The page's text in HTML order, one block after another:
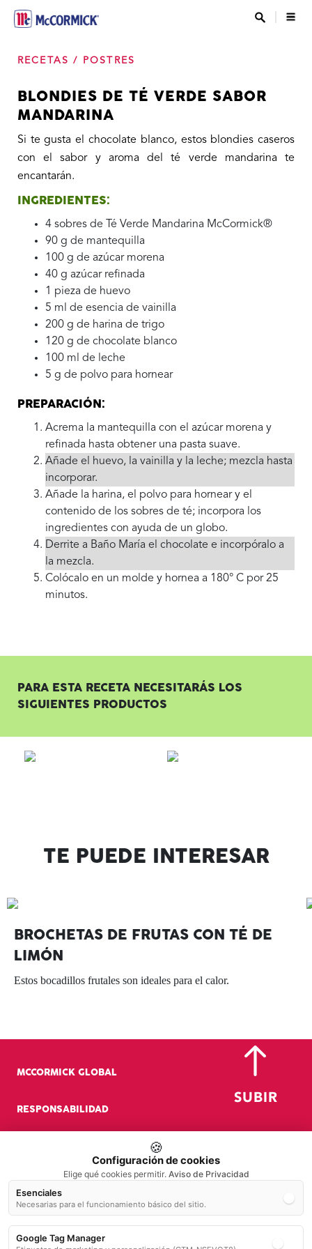
RECETAS / POSTRES
BLONDIES DE TÉ VERDE SABOR
MANDARINA
Si te gusta el chocolate blanco, estos blondies caseros
con el sabor y aroma del té verde mandarina te
encantarán.
INGREDIENTES:
4 sobres de Té Verde Mandarina McCormick®
90 g de mantequilla
100 g de azúcar morena
40 g azúcar refinada
1 pieza de huevo
5 ml de esencia de vainilla
200 g de harina de trigo
120 g de chocolate blanco
100 ml de leche
5 g de polvo para hornear
PREPARACIÓN:
Acrema la mantequilla con el azúcar morena y
refinada hasta obtener una pasta suave.
Añade el huevo, la vainilla y la leche; mezcla hasta
incorporar.
Añade la harina, el polvo para hornear y el
contenido de los sobres de té; incorpora los
ingredientes con ayuda de un globo.
Derrite a Baño María el chocolate e incorpóralo a
la mezcla.
Colócalo en un molde y hornea a 180° C por 25
minutos.
PARA ESTA RECETA NECESITARÁS LOS
SIGUIENTES PRODUCTOS
TE PUEDE INTERESAR
BROCHETAS DE FRUTAS CON TÉ DE
LIMÓN
Estos bocadillos frutales son ideales para el calor.
MCCORMICK GLOBAL
RESPONSABILIDAD
HISTORIA
🍪
Configuración de cookies
Elige qué cookies permitir. Aviso de Privacidad
Esenciales
Necesarias para el funcionamiento básico del sitio.
Google Tag Manager